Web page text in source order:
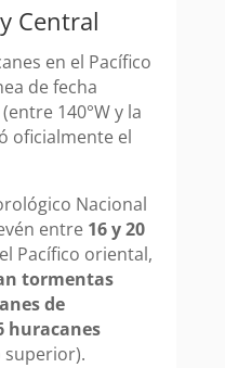
Central
en el Pacífico
de fecha
140°W y la
oficialmente el
Nacional
entre 16 y 20
Pacífico oriental,
tormentas
de
huracanes